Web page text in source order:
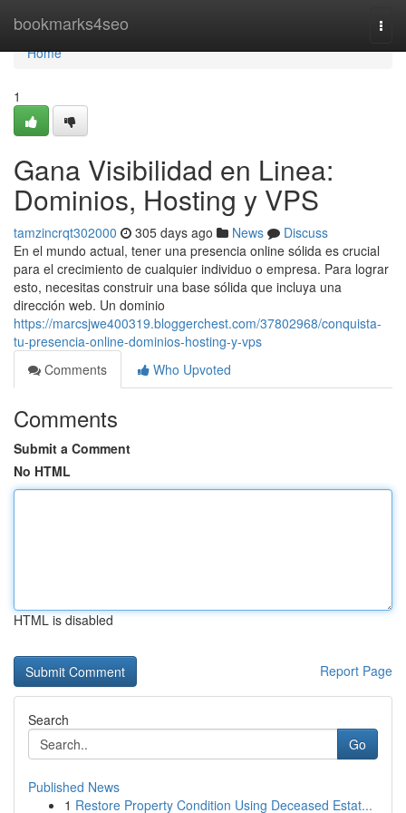
bookmarks4seo
Home
Home
1
Gana Visibilidad en Linea:
Dominios, Hosting y VPS
tamzincrqt302000 305 days ago News
Discuss
En el mundo actual, tener una presencia online sólida es crucial
para el crecimiento de cualquier individuo o empresa. Para lograr
esto, necesitas construir una base sólida que incluya una
dirección web. Un dominio
https://marcsjwe400319.bloggerchest.com/37802968/conquista-
tu-presencia-online-dominios-hosting-y-vps
Comments
Who Upvoted
Comments
Submit a Comment
No HTML
HTML is disabled
Report Page
Search
Go
Published News
1 Restore Property Condition Using Deceased Estat...